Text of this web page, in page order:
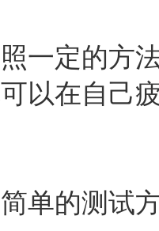
定的方法
以在自己
的测试方